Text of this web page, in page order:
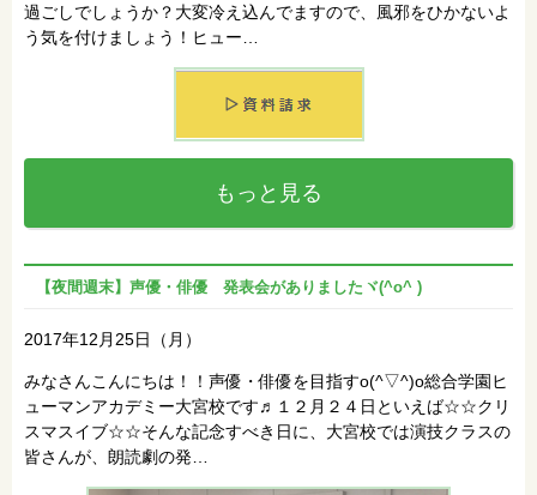
過ごしでしょうか？大変冷え込んでますので、風邪をひかないよ
う気を付けましょう！ヒュー…
もっと見る
【夜間週末】声優・俳優 発表会がありましたヾ(^o^ )
2017年12月25日（月）
みなさんこんにちは！！声優・俳優を目指すo(^▽^)o総合学園ヒ
ューマンアカデミー大宮校です♬１２月２４日といえば☆☆クリ
スマスイブ☆☆そんな記念すべき日に、大宮校では演技クラスの
皆さんが、朗読劇の発…